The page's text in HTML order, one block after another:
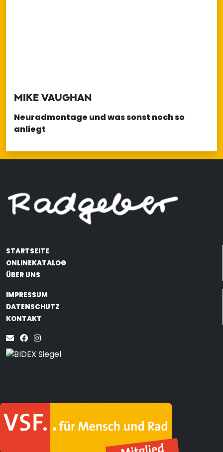
MIKE VAUGHAN
Neuradmontage und was sonst noch so
anliegt
STARTSEITE
ONLINEKATALOG
ÜBER UNS
IMPRESSUM
DATENSCHUTZ
KONTAKT